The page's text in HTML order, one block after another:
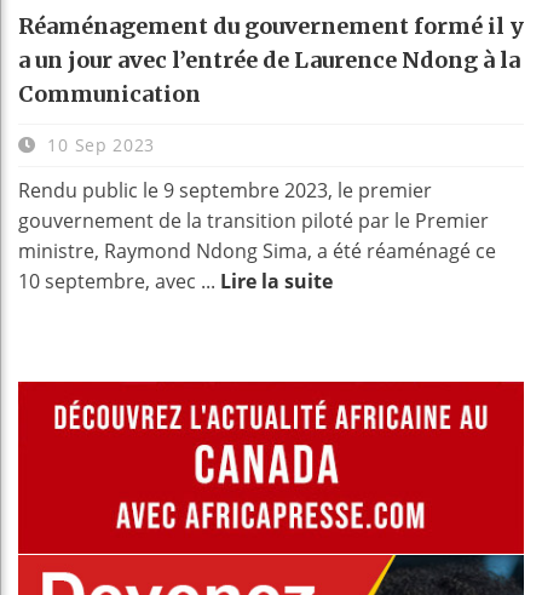
Réaménagement du gouvernement formé il y
a un jour avec l’entrée de Laurence Ndong à la
Communication
10 Sep 2023
Rendu public le 9 septembre 2023, le premier
gouvernement de la transition piloté par le Premier
ministre, Raymond Ndong Sima, a été réaménagé ce
10 septembre, avec ... Lire la suite